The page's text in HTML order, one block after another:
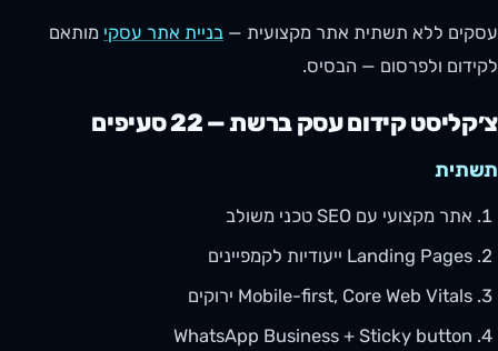
עסקים ללא תשתית אתר מקצועית — בניית אתר עסקי מותאם
לקידום ולפרסום — הבסיס.
צ׳קליסט קידום עסק ברשת — 22 סעיפים
תשתית
אתר מקצועי עם SEO טכני משולב
Landing Pages ייעודיות לקמפיינים
Mobile-first, Core Web Vitals ירוקים
WhatsApp Business + Sticky button